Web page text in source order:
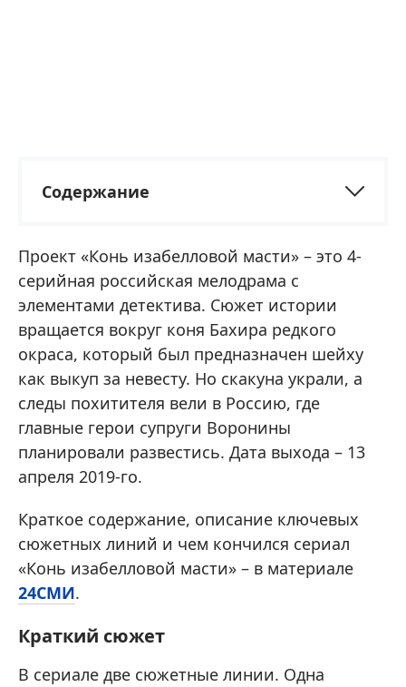
Содержание
Проект «Конь изабелловой масти» – это 4-
серийная российская мелодрама с
элементами детектива. Сюжет истории
вращается вокруг коня Бахира редкого
окраса, который был предназначен шейху
как выкуп за невесту. Но скакуна украли, а
следы похитителя вели в Россию, где
главные герои супруги Воронины
планировали развестись. Дата выхода – 13
апреля 2019-го.
Краткое содержание, описание ключевых
сюжетных линий и чем кончился сериал
«Конь изабелловой масти» – в материале
24СМИ.
Краткий сюжет
В сериале две сюжетные линии. Одна